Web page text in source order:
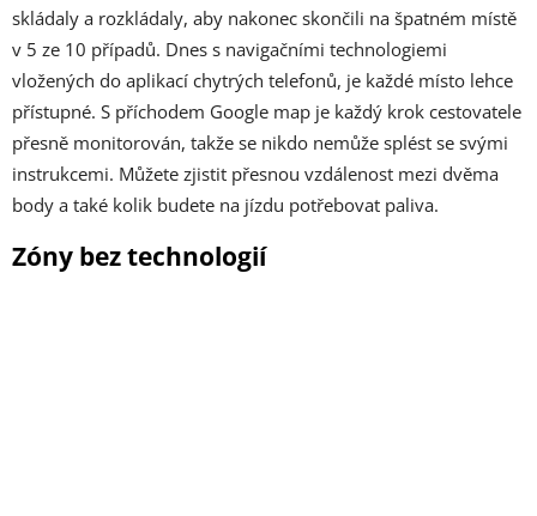
skládaly a rozkládaly, aby nakonec skončili na špatném místě
v 5 ze 10 případů. Dnes s navigačními technologiemi
vložených do aplikací chytrých telefonů, je každé místo lehce
přístupné. S příchodem Google map je každý krok cestovatele
přesně monitorován, takže se nikdo nemůže splést se svými
instrukcemi. Můžete zjistit přesnou vzdálenost mezi dvěma
body a také kolik budete na jízdu potřebovat paliva.
Zóny bez technologií